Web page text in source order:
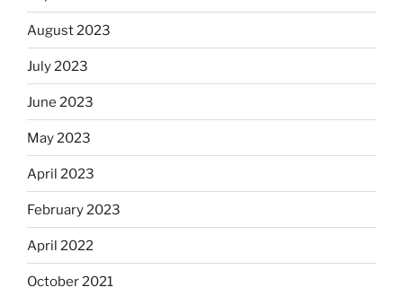
August 2023
July 2023
June 2023
May 2023
April 2023
February 2023
April 2022
October 2021